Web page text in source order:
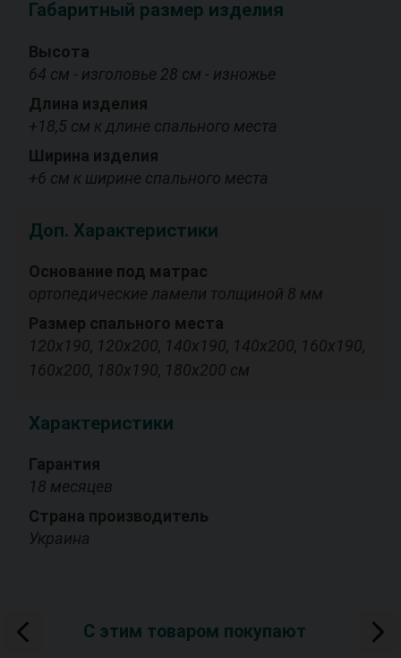
Габаритный размер изделия
Высота
64 см - изголовье 28 см - изножье
Длина изделия
+18,5 см к длине спального места
Ширина изделия
+6 см к ширине спального места
Доп. Характеристики
Основание под матрас
ортопедические ламели толщиной 8 мм
Размер спального места
120х190, 120х200, 140х190, 140х200, 160х190,
160х200, 180х190, 180х200 см
Характеристики
Гарантия
18 месяцев
Страна производитель
Украина
С этим товаром покупают